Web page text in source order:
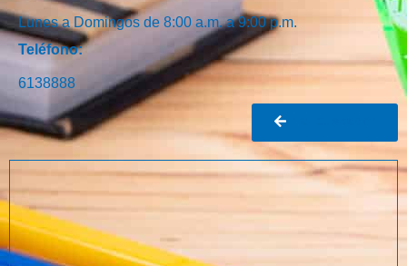
Lunes a Domingos de 8:00 a.m. a 9:00 p.m.
Teléfono:
6138888